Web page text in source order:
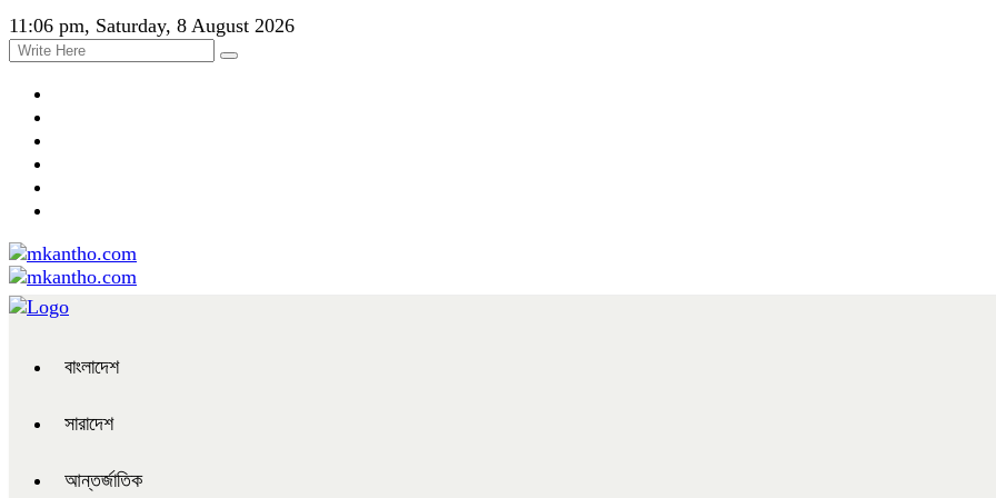
11:06 pm, Saturday, 8 August 2026
বাংলাদেশ
সারাদেশ
আন্তর্জাতিক